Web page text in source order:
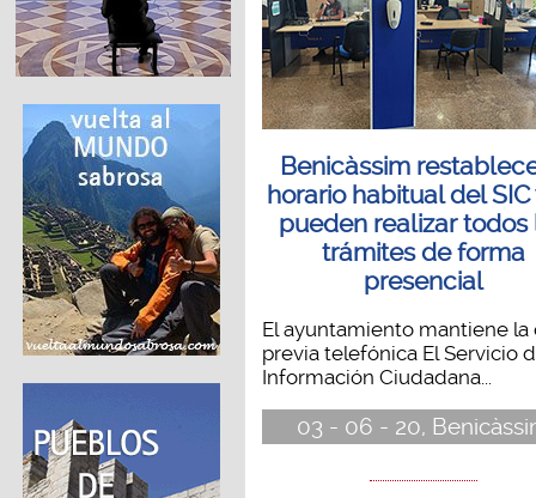
Benicàssim
horario habitual del SIC
pueden realizar todos
trámites de forma
presencial
El ayuntamiento mantiene la
previa telefónica El Servicio
Información Ciudadana...
03 - 06 - 20,